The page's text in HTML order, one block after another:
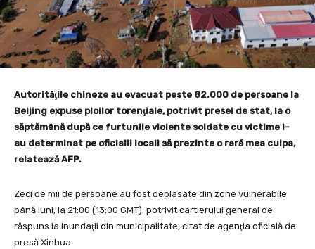
Autorităţile chineze au evacuat peste 82.000 de persoane la
Beijing expuse ploilor torenţiale, potrivit presei de stat, la o
săptămână după ce furtunile violente soldate cu victime i-
au determinat pe oficialii locali să prezinte o rară mea culpa,
relatează AFP.
Zeci de mii de persoane au fost deplasate din zone vulnerabile
până luni, la 21:00 (13:00 GMT), potrivit cartierului general de
răspuns la inundaţii din municipalitate, citat de agenţia oficială de
presă Xinhua.